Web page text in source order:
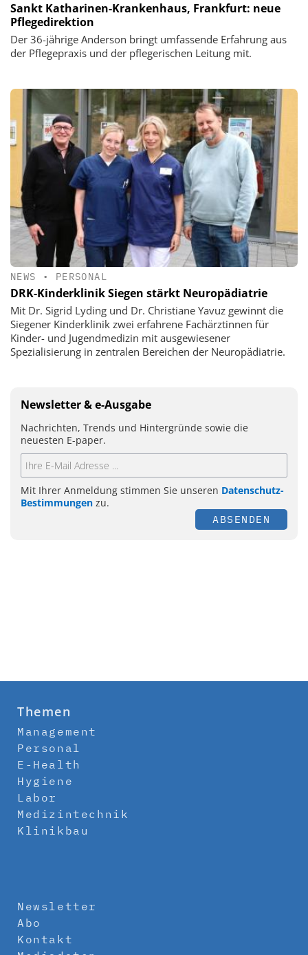
Sankt Katharinen-Krankenhaus, Frankfurt: neue
Pflegedirektion
Der 36-jährige Anderson bringt umfassende Erfahrung aus
der Pflegepraxis und der pflegerischen Leitung mit.
NEWS • PERSONAL
DRK-Kinderklinik Siegen stärkt Neuropädiatrie
Mit Dr. Sigrid Lyding und Dr. Christiane Yavuz gewinnt die
Siegener Kinderklinik zwei erfahrene Fachärztinnen für
Kinder- und Jugendmedizin mit ausgewiesener
Spezialisierung in zentralen Bereichen der Neuropädiatrie.
Newsletter & e-Ausgabe
Nachrichten, Trends und Hintergründe sowie die
neuesten E-paper.
Mit Ihrer Anmeldung stimmen Sie unseren Datenschutz-
Bestimmungen zu.
ABSENDEN
Themen
Management
Personal
E-Health
Hygiene
Labor
Medizintechnik
Klinikbau
Newsletter
Abo
Kontakt